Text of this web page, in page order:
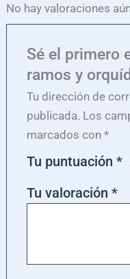
No hay valoraciones
Sé el primero
ramos y
Tu dirección de
publicada. Los
marcados con *
Tu puntuación *
Tu valoración *